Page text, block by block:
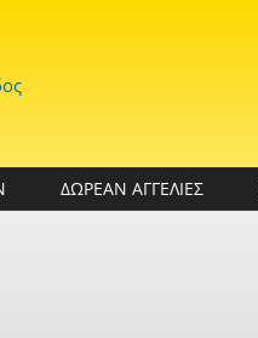
ΔΩΡΕΑΝ ΑΓΓΕΛΙΕΣ